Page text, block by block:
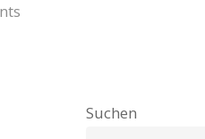
Suchen